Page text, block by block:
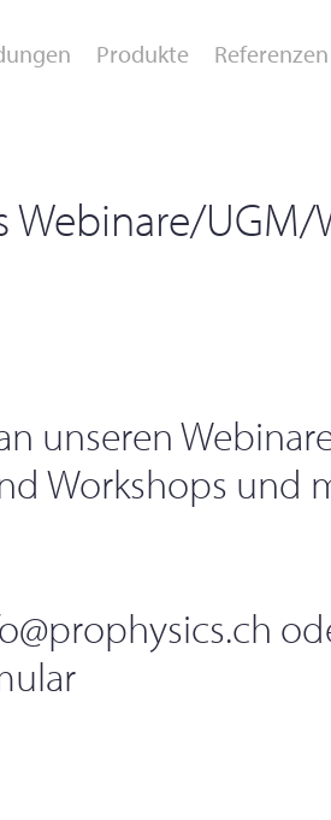
Laufanalyse
Produkte Referenzen
Webinare/UGM/
unseren
Workshops und